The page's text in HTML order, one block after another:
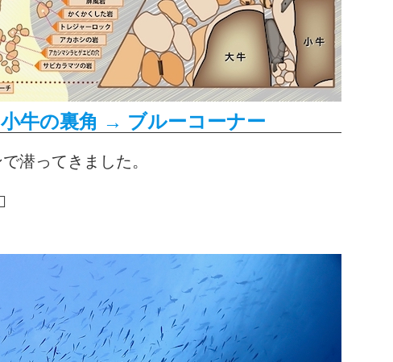
牛の裏角 → ブルーコーナー
潜ってきました。